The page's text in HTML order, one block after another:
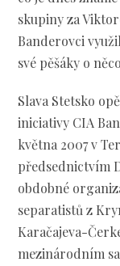
skupiny za
Banderovci
své pěšáky o
Slava Stetsko
iniciativy CIA
května 2007 v
předsednictvím
obdobné
separatistů z
Karačajeva-
mezinárodním